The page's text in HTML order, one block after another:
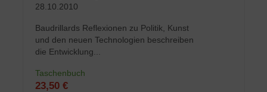
28.10.2010
Baudrillards Reflexionen zu Politik, Kunst
und den neuen Technologien beschreiben
die Entwicklung...
Taschenbuch
23,50 €